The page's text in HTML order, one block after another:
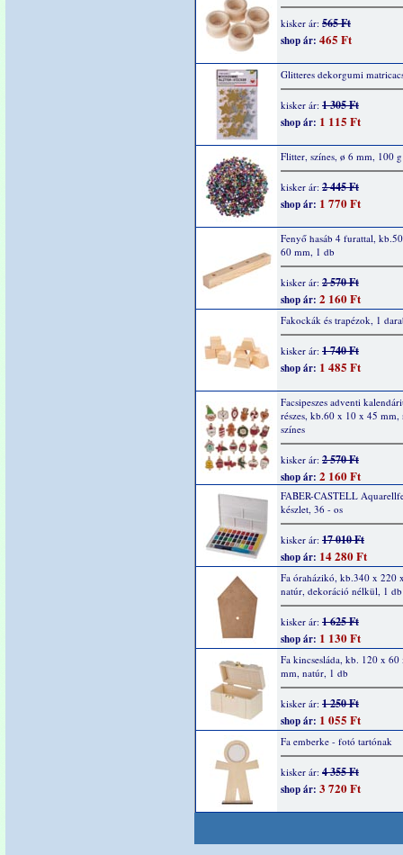
kisker ár: 565 Ft
shop ár: 465 Ft
Glitteres dekorgumi
kisker ár: 1 305 Ft
shop ár: 1 115 Ft
Flitter, színes, ø 6 mm, 100 g
kisker ár: 2 445 Ft
shop ár: 1 770 Ft
Fenyő hasáb 4 furattal,
60 mm, 1 db
kisker ár: 2 570 Ft
shop ár: 2 160 Ft
Fakockák és trapézok, 1
kisker ár: 1 740 Ft
shop ár: 1 485 Ft
Facsipeszes adventi
részes, kb.60 x 10 x 45 mm,
színes
kisker ár: 2 570 Ft
shop ár: 2 160 Ft
FABER-CASTELL
készlet, 36 - os
kisker ár: 17 010 Ft
shop ár: 14 280 Ft
Fa óraházikó, kb.340 x 220
natúr, dekoráció nélkül, 1 db
kisker ár: 1 625 Ft
shop ár: 1 130 Ft
Fa kincsesláda, kb. 120 x 60
mm, natúr, 1 db
kisker ár: 1 250 Ft
shop ár: 1 055 Ft
Fa emberke - fotó tartónak
kisker ár: 4 355 Ft
shop ár: 3 720 Ft